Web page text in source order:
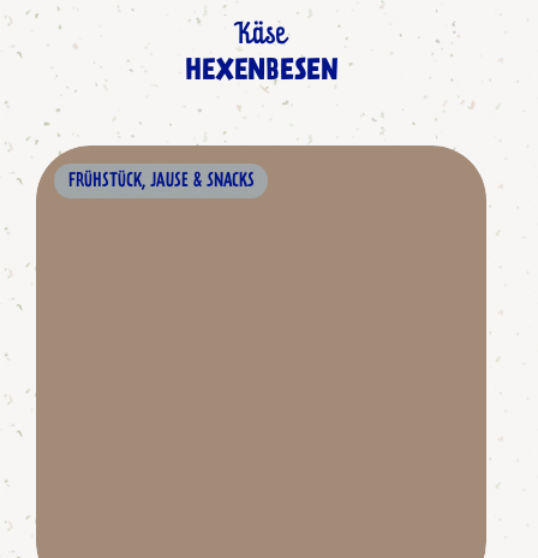
Käse
HEXENBESEN
FRÜHSTÜCK, JAUSE & SNACKS